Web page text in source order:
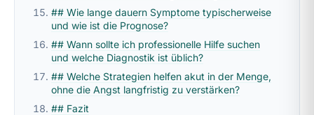
## Wie lange dauern Symptome typischerweise
und wie ist die Prognose?
## Wann sollte ich professionelle Hilfe suchen
und welche Diagnostik ist üblich?
## Welche Strategien helfen akut in der Menge,
ohne die Angst langfristig zu verstärken?
## Fazit